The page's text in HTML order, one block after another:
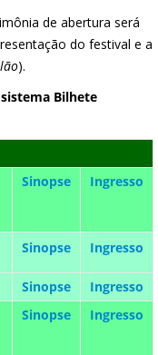
de abertura será
do festival e a
).
Bilhete
Sinopse Ingresso
Sinopse Ingresso
Sinopse
Ingresso
Sinopse Ingresso